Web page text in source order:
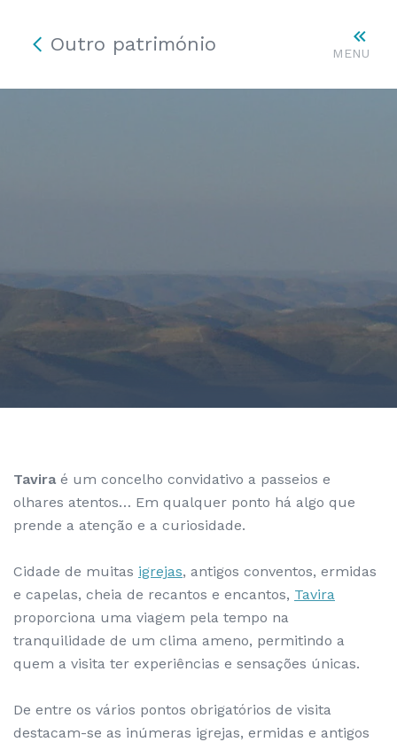
MENU
Outro património
Tavira é um concelho convidativo a passeios e
olhares atentos… Em qualquer ponto há algo que
prende a atenção e a curiosidade.
Cidade de muitas igrejas, antigos conventos, ermidas
e capelas, cheia de recantos e encantos, Tavira
proporciona uma viagem pela tempo na
tranquilidade de um clima ameno, permitindo a
quem a visita ter experiências e sensações únicas.
De entre os vários pontos obrigatórios de visita
destacam-se as inúmeras igrejas, ermidas e antigos